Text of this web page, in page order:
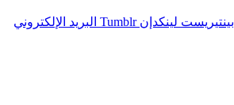
بينتيريست لينكدإن Tumblr البريد الإلكتروني